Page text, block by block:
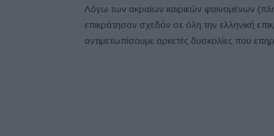
Λόγω των ακραίων καιρικών φαινομένων
επικράτησαν σχεδόν σε όλη την ελληνική
αντιμετωπίσουμε αρκετές δυσκολίες που